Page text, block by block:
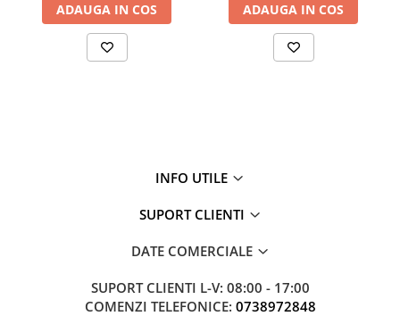
ADAUGA IN COS ADAUGA IN COS
INFO UTILE
SUPORT CLIENTI
DATE COMERCIALE
SUPORT CLIENTI L-V: 08:00 - 17:00
COMENZI TELEFONICE: 0738972848